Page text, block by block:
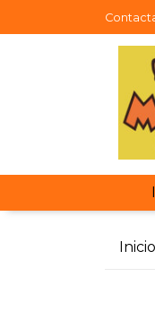
Inicio